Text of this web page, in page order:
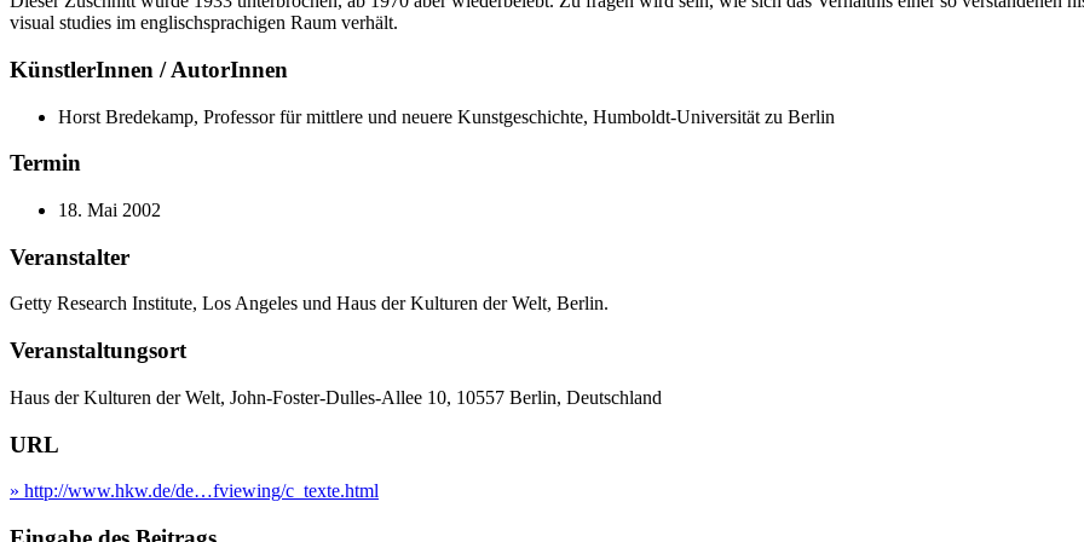
visual studies im englischsprachigen Raum verhält.
KünstlerInnen / AutorInnen
Horst Bredekamp, Professor für mittlere und neuere Kunstgeschichte, Humboldt-Universität zu Berlin
Termin
18. Mai 2002
Veranstalter
Getty Research Institute, Los Angeles und Haus der Kulturen der Welt, Berlin.
Veranstaltungsort
Haus der Kulturen der Welt, John-Foster-Dulles-Allee 10, 10557 Berlin, Deutschland
URL
» http://www.hkw.de/de…fviewing/c_texte.html